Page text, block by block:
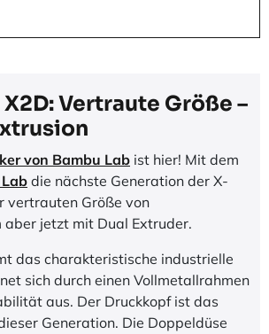
Vertraute Größe –
von Bambu Lab ist hier! Mit dem
die nächste Generation der X-
vertrauten Größe von
jetzt mit Dual Extruder.
das charakteristische industrielle
sich durch einen Vollmetallrahmen
aus. Der Druckkopf ist das
Generation. Die Doppeldüse